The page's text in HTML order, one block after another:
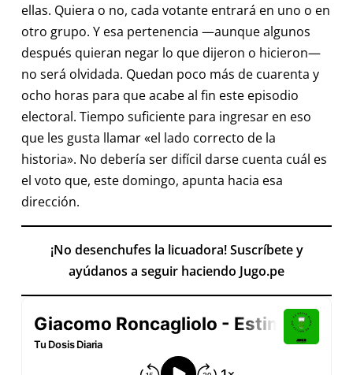
ellas. Quiera o no, cada votante entrará en uno o en
otro grupo. Y esa pertenencia —aunque algunos
después quieran negar lo que dijeron o hicieron—
no será olvidada. Quedan poco más de cuarenta y
ocho horas para que acabe al fin este episodio
electoral. Tiempo suficiente para ingresar en eso
que les gusta llamar «el lado correcto de la
historia». No debería ser difícil darse cuenta cuál es
el voto que, este domingo, apunta hacia esa
dirección.
¡No desenchufes la licuadora! Suscríbete y
ayúdanos a seguir haciendo Jugo.pe